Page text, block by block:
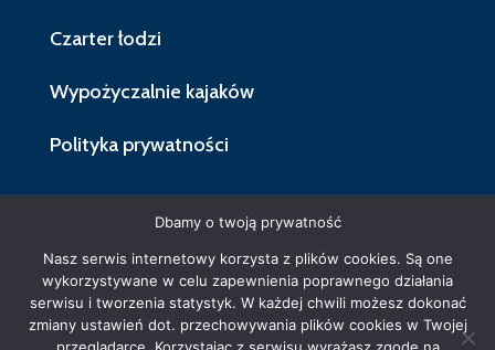
Czarter łodzi
Wypożyczalnie kajaków
Polityka prywatności
Administratorem serwisu jest
Wielkopolska Organizacja Turystyczna
Dbamy o twoją prywatność
Nasz serwis internetowy korzysta z plików cookies. Są one
wykorzystywane w celu zapewnienia poprawnego działania
serwisu i tworzenia statystyk. W każdej chwili możesz dokonać
zmiany ustawień dot. przechowywania plików cookies w Twojej